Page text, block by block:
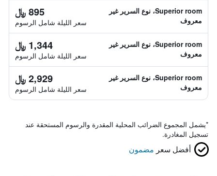
Superior room، نوع السرير غير
معروف
895 ﷼
سعر الليلة شامل الرسوم
Superior room، نوع السرير غير
معروف
1,344 ﷼
سعر الليلة شامل الرسوم
Superior room، نوع السرير غير
معروف
2,929 ﷼
سعر الليلة شامل الرسوم
*يشمل المجموع الضرائب المحلية المقدرة والرسوم المستحقة عند
تسجيل المغادرة.
أفضل سعر مضمون